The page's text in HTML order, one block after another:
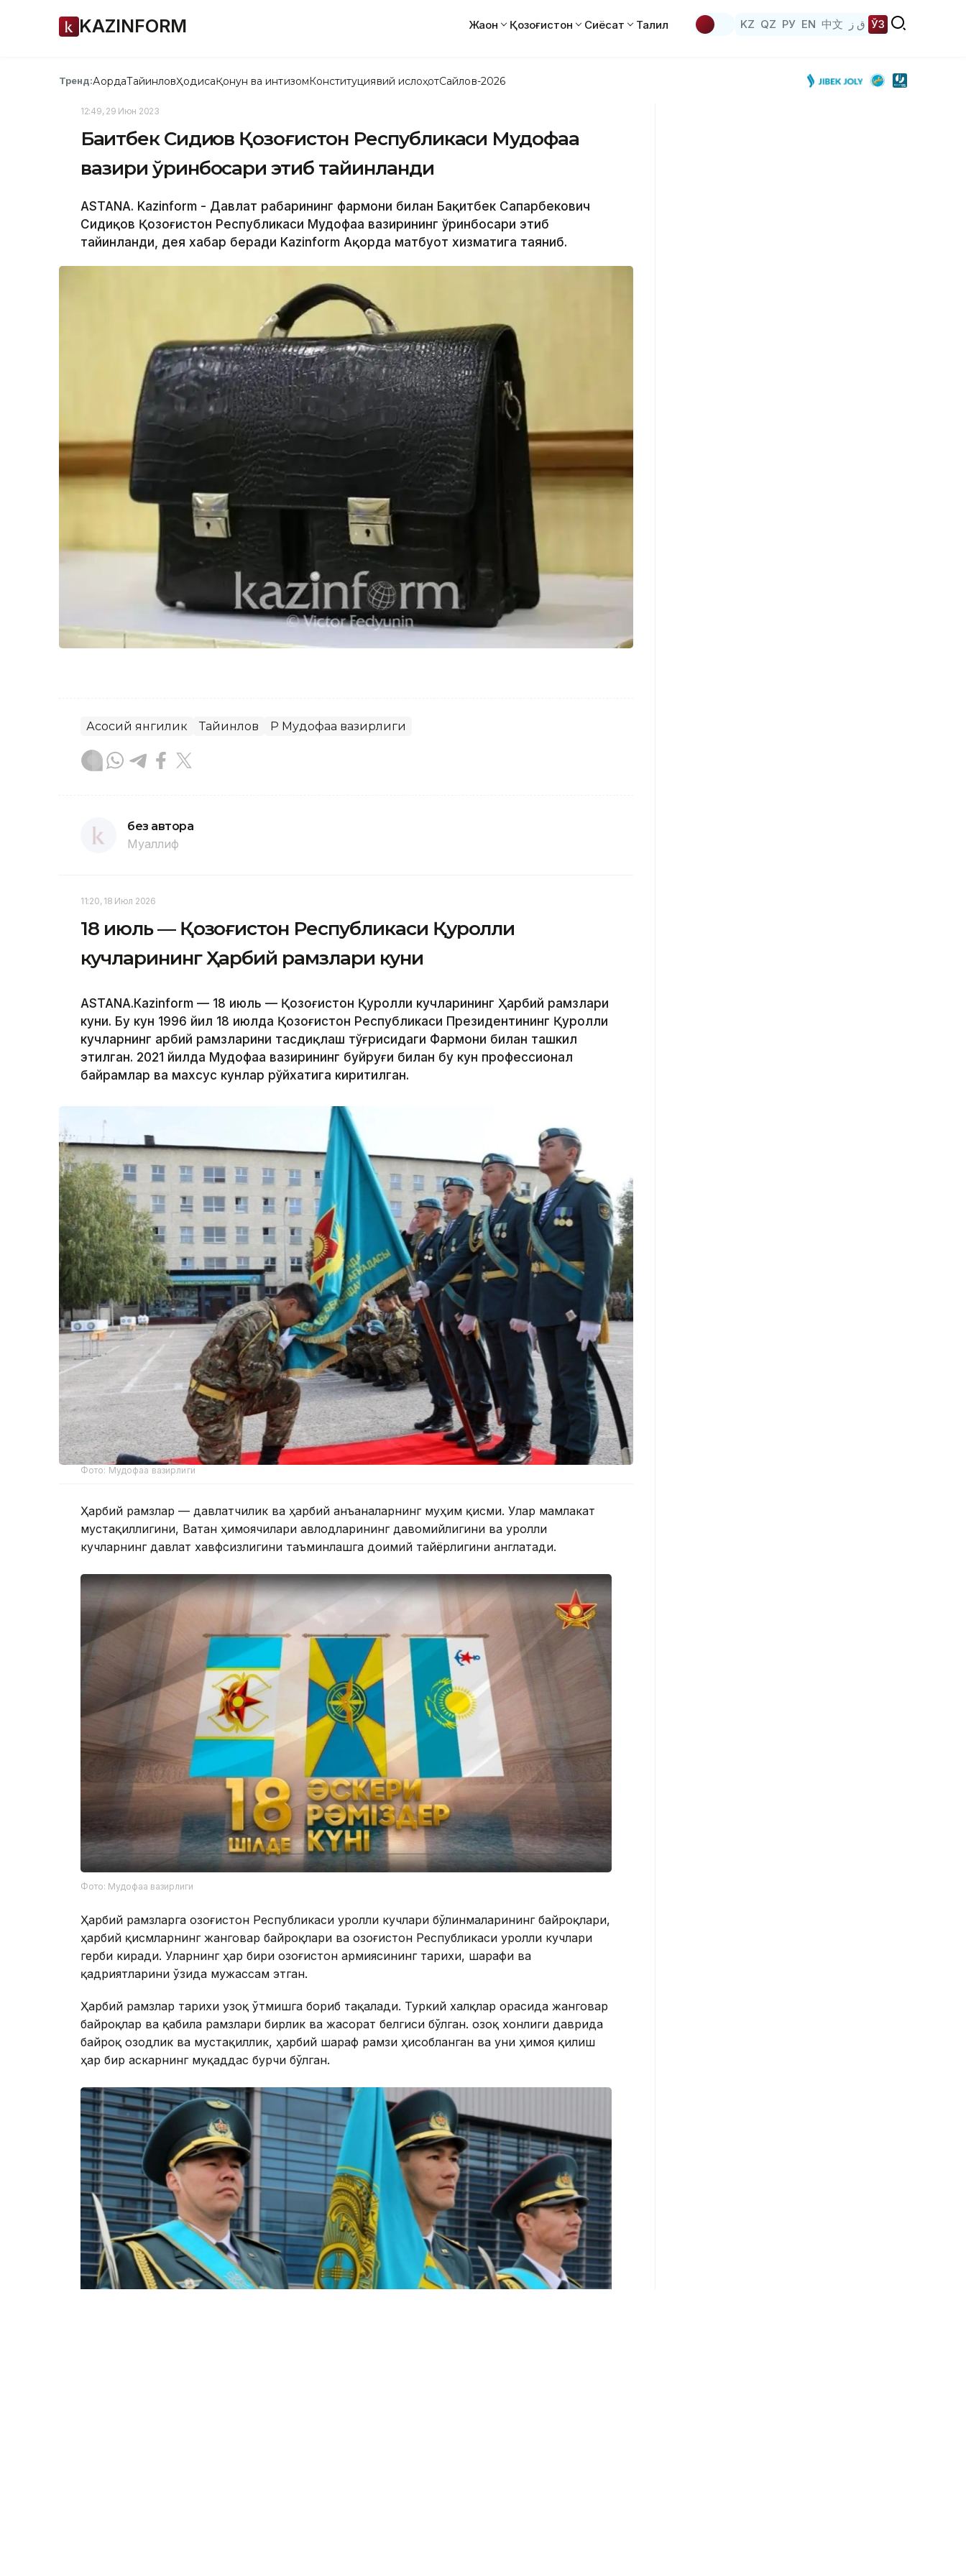
KAZINFORM Жаҳон Қозоғистон Сиёсат Таҳлил KZ QZ РУ EN 中文 ق ز ЎЗ
Тренд:АқордаТайинловҲодисаҚонун ва интизомКонституциявий ислоҳотСайлов-2026
12:49, 29 Июн 2023
Бақитбек Сидиқов Қозоғистон Республикаси Мудофаа
вазири ўринбосари этиб тайинланди
ASTANA. Kazinform - Давлат раҳбарининг фармони билан Бақитбек Сапарбекович
Сидиқов Қозоғистон Республикаси Мудофаа вазирининг ўринбосари этиб
тайинланди, дея хабар беради Kazinform Ақорда матбуот хизматига таяниб.
Асосий янгилик Тайинлов ҚР Мудофаа вазирлиги
без автора
Муаллиф
11:20, 18 Июл 2026
18 июль — Қозоғистон Республикаси Қуролли
кучларининг Ҳарбий рамзлари куни
АSTANА.Кazinform — 18 июль — Қозоғистон Қуролли кучларининг Ҳарбий рамзлари
куни. Бу кун 1996 йил 18 июлда Қозоғистон Республикаси Президентининг Қуролли
кучларнинг ҳарбий рамзларини тасдиқлаш тўғрисидаги Фармони билан ташкил
этилган. 2021 йилда Мудофаа вазирининг буйруғи билан бу кун профессионал
байрамлар ва махсус кунлар рўйхатига киритилган.
Фото: Мудофаа вазирлиги
Ҳарбий рамзлар — давлатчилик ва ҳарбий анъаналарнинг муҳим қисми. Улар мамлакат
мустақиллигини, Ватан ҳимоячилари авлодларининг давомийлигини ва Қуролли
кучларнинг давлат хавфсизлигини таъминлашга доимий тайёрлигини англатади.
Фото: Мудофаа вазирлиги
Ҳарбий рамзларга Қозоғистон Республикаси Қуролли кучлари бўлинмаларининг байроқлари,
ҳарбий қисмларнинг жанговар байроқлари ва Қозоғистон Республикаси Қуролли кучлари
герби киради. Уларнинг ҳар бири Қозоғистон армиясининг тарихи, шарафи ва
қадриятларини ўзида мужассам этган.
Ҳарбий рамзлар тарихи узоқ ўтмишга бориб тақалади. Туркий халқлар орасида жанговар
байроқлар ва қабила рамзлари бирлик ва жасорат белгиси бўлган. Қозоқ хонлиги даврида
байроқ озодлик ва мустақиллик, ҳарбий шараф рамзи ҳисобланган ва уни ҳимоя қилиш
ҳар бир аскарнинг муқаддас бурчи бўлган.